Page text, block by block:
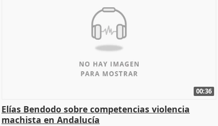
00:36
Elías Bendodo sobre competencias violencia
machista en Andalucía